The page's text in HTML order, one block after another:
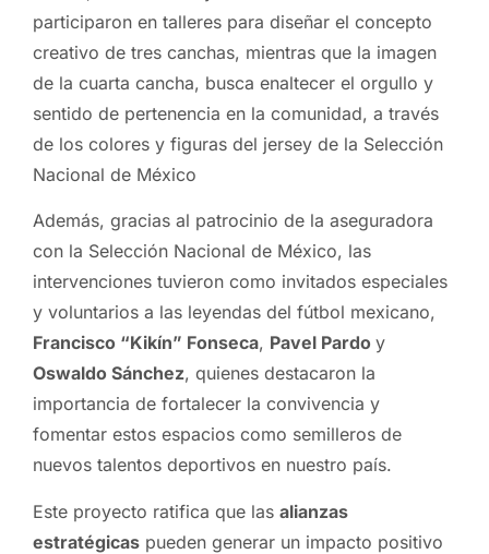
participaron en talleres para diseñar el concepto
creativo de tres canchas, mientras que la imagen
de la cuarta cancha, busca enaltecer el orgullo y
sentido de pertenencia en la comunidad, a través
de los colores y figuras del jersey de la Selección
Nacional de México
Además, gracias al patrocinio de la aseguradora
con la Selección Nacional de México, las
intervenciones tuvieron como invitados especiales
y voluntarios a las leyendas del fútbol mexicano,
Francisco “Kikín” Fonseca, Pavel Pardo y
Oswaldo Sánchez, quienes destacaron la
importancia de fortalecer la convivencia y
fomentar estos espacios como semilleros de
nuevos talentos deportivos en nuestro país.
Este proyecto ratifica que las alianzas
estratégicas pueden generar un impacto positivo